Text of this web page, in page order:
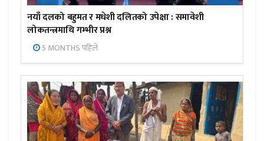
नयाँ दलको बहुमत र मधेशी दलितको उपेक्षा : समावेशी
लोकतन्त्रमाथि गम्भीर प्रश्न
5 MONTHS पहिले